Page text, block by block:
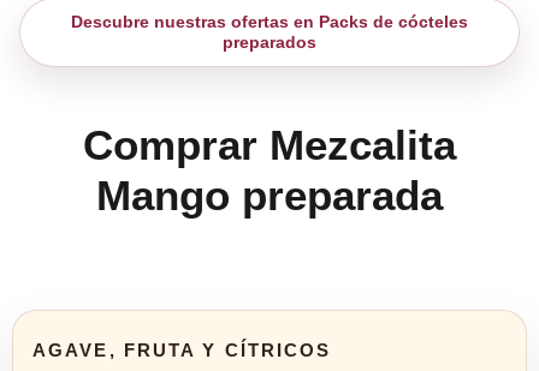
Descubre nuestras ofertas en Packs de cócteles
preparados
Comprar Mezcalita
Mango preparada
AGAVE, FRUTA Y CÍTRICOS